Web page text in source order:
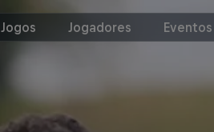
Jogos Jogadores Eventos